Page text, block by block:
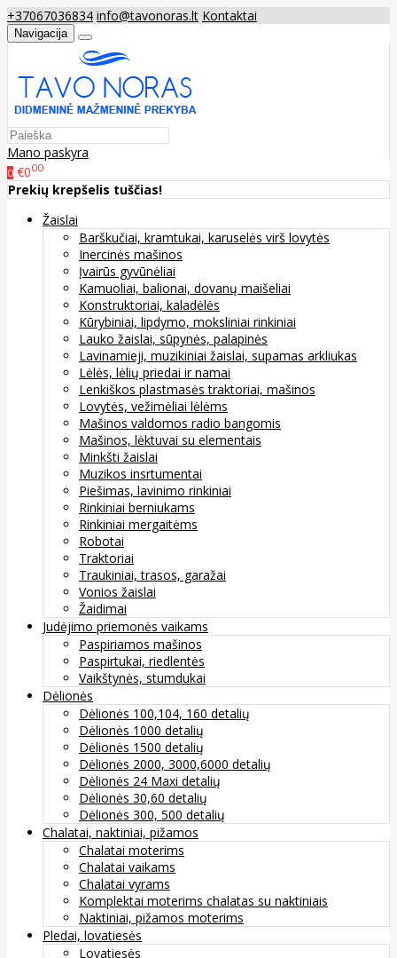
+37067036834 info@tavonoras.lt Kontaktai
Navigacija
Mano paskyra
0 €000
Prekių krepšelis tuščias!
Žaislai
Barškučiai, kramtukai, karuselės virš lovytės
Inercinės mašinos
Įvairūs gyvūnėliai
Kamuoliai, balionai, dovanų maišeliai
Konstruktoriai, kaladėlės
Kūrybiniai, lipdymo, moksliniai rinkiniai
Lauko žaislai, sūpynės, palapinės
Lavinamieji, muzikiniai žaislai, supamas arkliukas
Lėlės, lėlių priedai ir namai
Lenkiškos plastmasės traktoriai, mašinos
Lovytės, vežimėliai lėlėms
Mašinos valdomos radio bangomis
Mašinos, lėktuvai su elementais
Minkšti žaislai
Muzikos insrtumentai
Piešimas, lavinimo rinkiniai
Rinkiniai berniukams
Rinkiniai mergaitėms
Robotai
Traktoriai
Traukiniai, trasos, garažai
Vonios žaislai
Žaidimai
Judėjimo priemonės vaikams
Paspiriamos mašinos
Paspirtukai, riedlentės
Vaikštynės, stumdukai
Dėlionės
Dėlionės 100,104, 160 detalių
Dėlionės 1000 detalių
Dėlionės 1500 detalių
Dėlionės 2000, 3000,6000 detalių
Dėlionės 24 Maxi detalių
Dėlionės 30,60 detalių
Dėlionės 300, 500 detalių
Chalatai, naktiniai, pižamos
Chalatai moterims
Chalatai vaikams
Chalatai vyrams
Komplektai moterims chalatas su naktiniais
Naktiniai, pižamos moterims
Pledai, lovatiesės
Lovatiesės